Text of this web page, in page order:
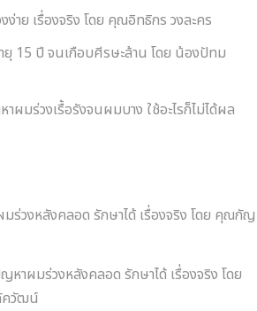
ง่าย เรื่องจริง โดย คุณอิทธิกร วงละคร
15 ปี จนเกือบศีรษะล้าน โดย น้องปัทม
มร่วงเรื้อรังจนผมบาง ใช้อะไรก็ไม่ได้ผล
ร่วงหลังคลอด รักษาได้ เรื่องจริง โดย คุณกัญ
หาผมร่วงหลังคลอด รักษาได้ เรื่องจริง โดย
วัฒน์